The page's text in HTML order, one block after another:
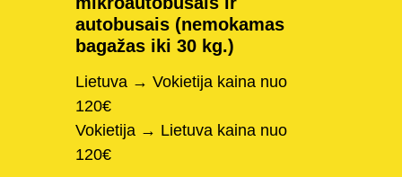
autobusais (nemokamas
bagažas iki 30 kg.)
Lietuva → Vokietija kaina nuo
120€
Vokietija → Lietuva kaina nuo
120€